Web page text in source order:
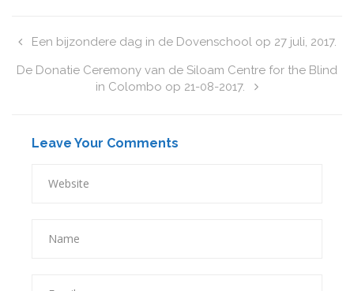
Een bijzondere dag in de Dovenschool op 27 juli, 2017.
De Donatie Ceremony van de Siloam Centre for the Blind
in Colombo op 21-08-2017.
Leave Your Comments